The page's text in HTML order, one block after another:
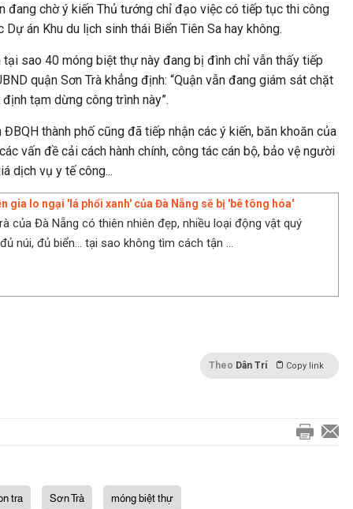
đang chờ ý kiến Thủ tướng chỉ đạo việc có tiếp tục thi công
án Khu du lịch sinh thái Biển Tiên Sa hay không.
tại sao 40 móng biệt thự này đang bị đình chỉ vẫn thấy tiếp
quận Sơn Trà khẳng định: “Quận vẫn đang giám sát chặt
tạm dừng công trình này”.
thành phố cũng đã tiếp nhận các ý kiến, băn khoăn của
vấn đề cải cách hành chính, công tác cán bộ, bảo vệ người
dịch vụ y tế công...
gia lo ngại 'lá phổi xanh' của Đà Nẵng sẽ bị 'bê tông hóa'
của Đà Nẵng có thiên nhiên đẹp, nhiều loại động vật quý
núi, đủ biển… tại sao không tìm cách tận ...
Theo Dân Trí Copy link
tra Sơn Trà móng biệt thự